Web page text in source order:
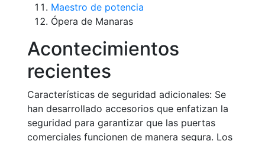
Maestro de potencia
Ópera de Manaras
Acontecimientos
recientes
Características de seguridad adicionales: Se
han desarrollado accesorios que enfatizan la
seguridad para garantizar que las puertas
comerciales funcionen de manera segura. Los